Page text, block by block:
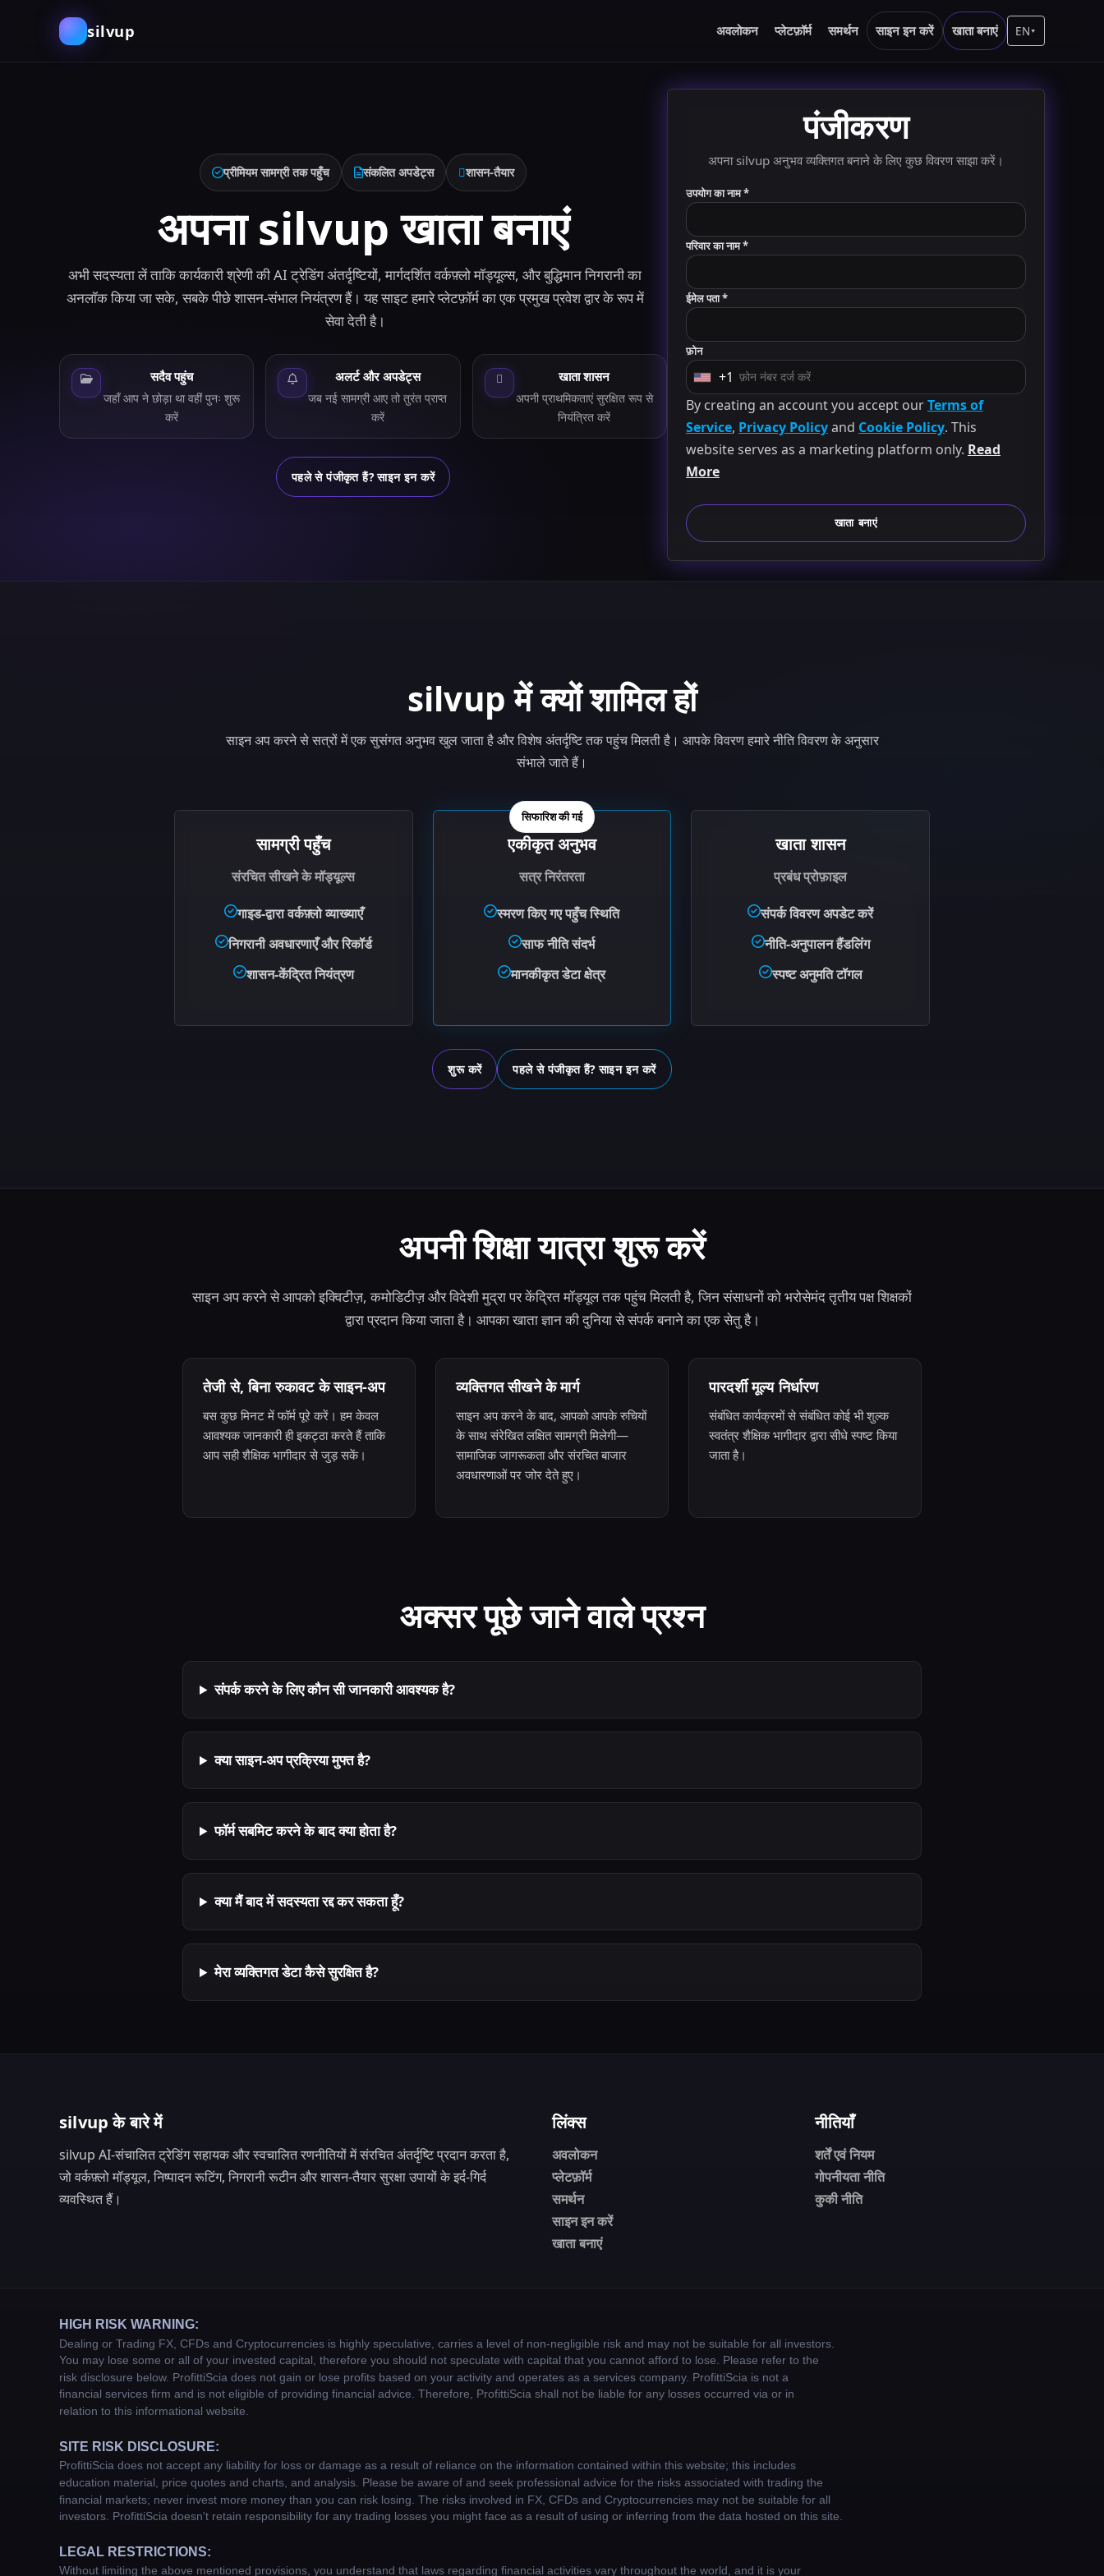
silvup अवलोकन प्लेटफ़ॉर्म समर्थन साइन इन करें खाता बनाएं EN▾
प्रीमियम सामग्री तक पहुँच संकलित अपडेट्स शासन-तैयार
अपना silvup खाता बनाएं
अभी सदस्यता लें ताकि कार्यकारी श्रेणी की AI ट्रेडिंग अंतर्दृष्टियों, मार्गदर्शित वर्कफ़्लो मॉड्यूल्स, और बुद्धिमान निगरानी का
अनलॉक किया जा सके, सबके पीछे शासन-संभाल नियंत्रण हैं। यह साइट हमारे प्लेटफ़ॉर्म का एक प्रमुख प्रवेश द्वार के रूप में
सेवा देती है।
सदैव पहुंच
जहाँ आप ने छोड़ा था वहीं पुनः शुरू
करें
अलर्ट और अपडेट्स
जब नई सामग्री आए तो तुरंत प्राप्त
करें
खाता शासन
अपनी प्राथमिकताएं सुरक्षित रूप से
नियंत्रित करें
पहले से पंजीकृत हैं? साइन इन करें
पंजीकरण
अपना silvup अनुभव व्यक्तिगत बनाने के लिए कुछ विवरण साझा करें।
उपयोग का नाम *
परिवार का नाम *
ईमेल पता *
फ़ोन
U
n
i
t
e
t
a
+1
By creating an account you accept ourTerms of
Service, Privacy Policyand Cookie Policy. This
website serves as a marketing platform only. Read
More
खाता बनाएं
silvup में क्यों शामिल हों
साइन अप करने से सत्रों में एक सुसंगत अनुभव खुल जाता है और विशेष अंतर्दृष्टि तक पहुंच मिलती है। आपके विवरण हमारे नीति विवरण के अनुसार
संभाले जाते हैं।
सामग्री पहुँच
संरचित सीखने के मॉड्यूल्स
गाइड-द्वारा वर्कफ़्लो व्याख्याएँ
निगरानी अवधारणाएँ और रिकॉर्ड
शासन-केंद्रित नियंत्रण
सिफारिश की गई
एकीकृत अनुभव
सत्र निरंतरता
स्मरण किए गए पहुँच स्थिति
साफ नीति संदर्भ
मानकीकृत डेटा क्षेत्र
खाता शासन
प्रबंध प्रोफ़ाइल
संपर्क विवरण अपडेट करें
नीति-अनुपालन हैंडलिंग
स्पष्ट अनुमति टॉगल
शुरू करें पहले से पंजीकृत हैं? साइन इन करें
अपनी शिक्षा यात्रा शुरू करें
साइन अप करने से आपको इक्विटीज़, कमोडिटीज़ और विदेशी मुद्रा पर केंद्रित मॉड्यूल तक पहुंच मिलती है, जिन संसाधनों को भरोसेमंद तृतीय पक्ष शिक्षकों
द्वारा प्रदान किया जाता है। आपका खाता ज्ञान की दुनिया से संपर्क बनाने का एक सेतु है।
तेजी से, बिना रुकावट के साइन-अप
बस कुछ मिनट में फॉर्म पूरे करें। हम केवल
आवश्यक जानकारी ही इकट्ठा करते हैं ताकि
आप सही शैक्षिक भागीदार से जुड़ सकें।
व्यक्तिगत सीखने के मार्ग
साइन अप करने के बाद, आपको आपके रुचियों
के साथ संरेखित लक्षित सामग्री मिलेगी—
सामाजिक जागरूकता और संरचित बाजार
अवधारणाओं पर जोर देते हुए।
पारदर्शी मूल्य निर्धारण
संबंधित कार्यक्रमों से संबंधित कोई भी शुल्क
स्वतंत्र शैक्षिक भागीदार द्वारा सीधे स्पष्ट किया
जाता है।
अक्सर पूछे जाने वाले प्रश्न
संपर्क करने के लिए कौन सी जानकारी आवश्यक है?
क्या साइन-अप प्रक्रिया मुफ्त है?
फॉर्म सबमिट करने के बाद क्या होता है?
क्या मैं बाद में सदस्यता रद्द कर सकता हूँ?
मेरा व्यक्तिगत डेटा कैसे सुरक्षित है?
silvup के बारे में
silvup AI-संचालित ट्रेडिंग सहायक और स्वचालित रणनीतियों में संरचित अंतर्दृष्टि प्रदान करता है,
जो वर्कफ़्लो मॉड्यूल, निष्पादन रूटिंग, निगरानी रूटीन और शासन-तैयार सुरक्षा उपायों के इर्द-गिर्द
व्यवस्थित हैं।
लिंक्स
अवलोकन
प्लेटफ़ॉर्म
समर्थन
साइन इन करें
खाता बनाएं
नीतियाँ
शर्तें एवं नियम
गोपनीयता नीति
कुकी नीति